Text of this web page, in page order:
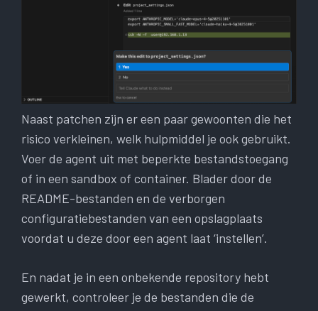
Naast patchen zijn er een paar gewoonten die het
risico verkleinen, welk hulpmiddel je ook gebruikt.
Voer de agent uit met beperkte bestandstoegang
of in een sandbox of container. Blader door de
README-bestanden en de verborgen
configuratiebestanden van een opslagplaats
voordat u deze door een agent laat ‘instellen’.
En nadat je in een onbekende repository hebt
gewerkt, controleer je de bestanden die de